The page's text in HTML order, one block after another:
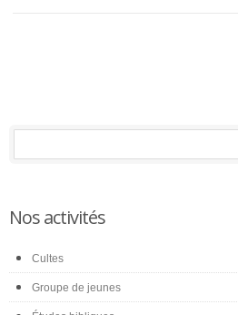
Nos activités
Cultes
Groupe de jeunes